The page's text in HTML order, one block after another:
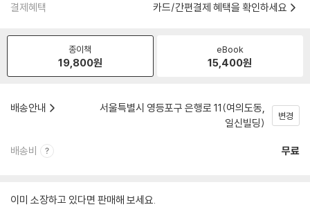
결제혜택 카드/간편결제 혜택을 확인하세요
종이책
19,800원
eBook
15,400원
배송안내
서울특별시 영등포구 은행로 11(여의도동,
일신빌딩)
변경
배송비 무료
이미 소장하고 있다면 판매해 보세요.